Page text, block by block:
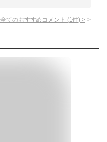
全てのおすすめコメント (1 件) >